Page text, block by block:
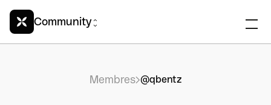
Community
Membres @qbentz